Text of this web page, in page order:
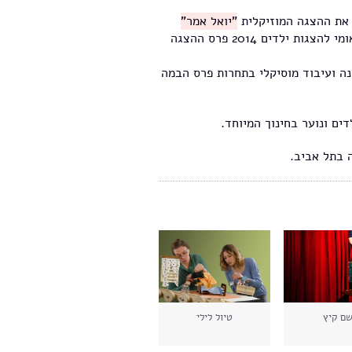
ההצגה המוזיקלית "יואל אמר"
ההצגה גרפה את 4 הפרסים הגדולים בפסטיבל חיפה הבינלאומי להצגות ילדים 2014 פרס ההצגה
ועיבוד מוסיקלי בתחרות פרס הבמה
ונוער בחינוך המיוחד.
בתל אביב.
קיץ טיול לילי